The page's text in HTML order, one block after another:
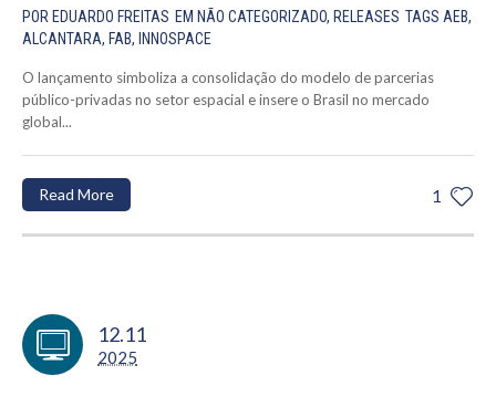
POR EDUARDO FREITAS EM NÃO CATEGORIZADO, RELEASES TAGS AEB,
ALCANTARA, FAB, INNOSPACE
O lançamento simboliza a consolidação do modelo de parcerias
público-privadas no setor espacial e insere o Brasil no mercado
global...
1
Read More
12.11
2025